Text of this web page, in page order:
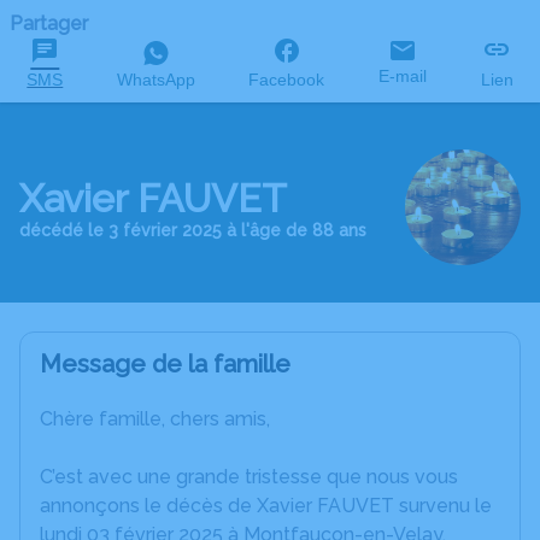
Partager
SMS WhatsApp Facebook E-mail Lien
Xavier FAUVET
décédé le 3 février 2025 à l'âge de 88 ans
Message de la famille
Chère famille, chers amis,
C’est avec une grande tristesse que nous vous
annonçons le décès de Xavier FAUVET survenu le
lundi 03 février 2025 à Montfaucon-en-Velay.